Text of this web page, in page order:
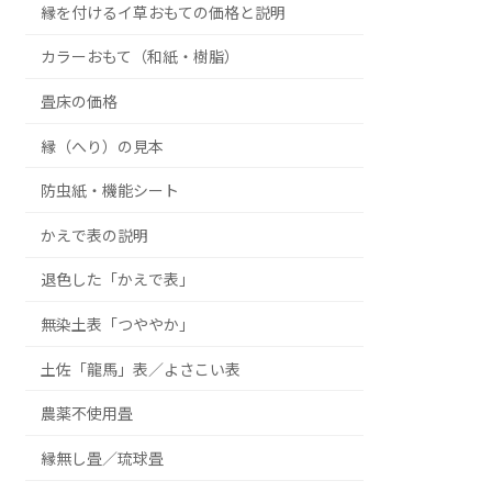
縁を付けるイ草おもての価格と説明
カラーおもて（和紙・樹脂）
畳床の価格
縁（へり）の見本
防虫紙・機能シート
かえで表の説明
退色した「かえで表」
無染土表「つややか」
土佐「龍馬」表／よさこい表
農薬不使用畳
縁無し畳／琉球畳